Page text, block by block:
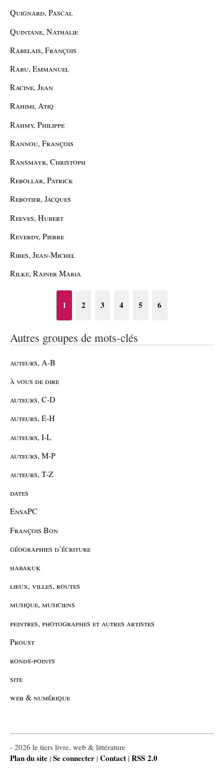
Quignard, Pascal
Quintane, Nathalie
Rabelais, François
Rabu, Emmanuel
Racine, Jean
Rahimi, Atiq
Rahmy, Philippe
Rannou, François
Ransmayr, Christoph
Rebollar, Patrick
Rebotier, Jacques
Reeves, Hubert
Reverdy, Pierre
Ribes, Jean-Michel
Rilke, Rainer Maria
1 2 3 4 5 6
Autres groupes de mots-clés
auteurs, A-B
à vous de dire
auteurs, C-D
auteurs, E-H
auteurs, I-L
auteurs, M-P
auteurs, T-Z
dates
EnsaPC
François Bon
géographies d’écriture
habakuk
lieux, villes, routes
musique, musiciens
peintres, photographes et autres artistes
Proust
ronds-points
site
web & numérique
- 2026 le tiers livre, web & littérature
Plan du site | Se connecter | Contact | RSS 2.0